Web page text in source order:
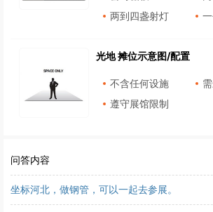
两到四盏射灯
光地 摊位示意图/配置
不含任何设施
遵守展馆限制
问答内容
坐标河北，做钢管，可以一起去参展。